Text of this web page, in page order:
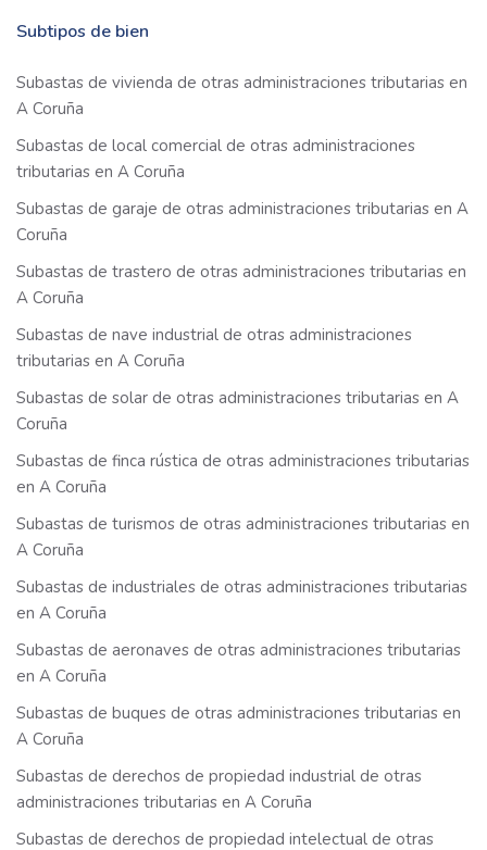
Subtipos de bien
Subastas de vivienda de otras administraciones tributarias en
A Coruña
Subastas de local comercial de otras administraciones
tributarias en A Coruña
Subastas de garaje de otras administraciones tributarias en A
Coruña
Subastas de trastero de otras administraciones tributarias en
A Coruña
Subastas de nave industrial de otras administraciones
tributarias en A Coruña
Subastas de solar de otras administraciones tributarias en A
Coruña
Subastas de finca rústica de otras administraciones tributarias
en A Coruña
Subastas de turismos de otras administraciones tributarias en
A Coruña
Subastas de industriales de otras administraciones tributarias
en A Coruña
Subastas de aeronaves de otras administraciones tributarias
en A Coruña
Subastas de buques de otras administraciones tributarias en
A Coruña
Subastas de derechos de propiedad industrial de otras
administraciones tributarias en A Coruña
Subastas de derechos de propiedad intelectual de otras